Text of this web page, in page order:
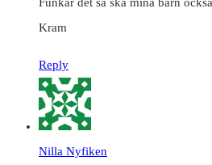
Kram
Reply
Nilla Nyfiken